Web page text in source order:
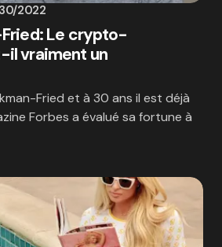
2022
Le crypto-
il vraiment un
Fried et à 30 ans il est déjà
Forbes a évalué sa fortune à